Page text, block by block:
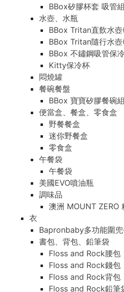
BBox矽膠杯套 吸管組
水壺、水瓶
BBox Tritan直飲水
BBox Tritan隨行水
BBox 不鏽鋼吸管保
Kitty保冷杯
悶燒罐
餐碗餐盤
BBox 寶寶矽膠餐碗組
便當盒、餐盒、零食盒
野餐餐盒
迷你野餐盒
零食盒
午餐袋
午餐袋
美國EVO噴油瓶
調味品
澳洲 MOUNT ZERO
衣
Bapronbaby多功能圍
書包、背包、鉛筆袋
Floss and Rock腰包
Floss and Rock錢包
Floss and Rock背包
Floss and Rock鉛筆